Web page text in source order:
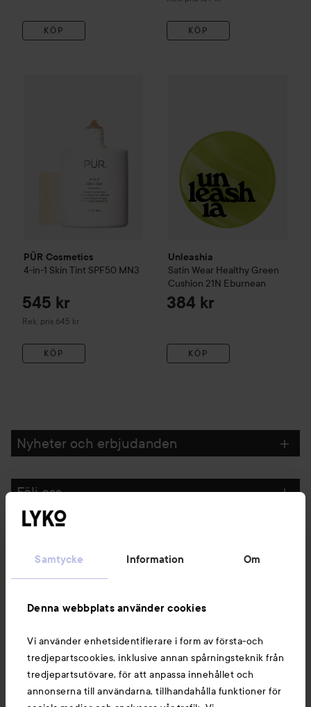
Samtycke Information Om
Denna webbplats använder cookies
Vi använder enhetsidentifierare i form av första-och
tredjepartscookies, inklusive annan spårningsteknik från
tredjepartsutövare, för att anpassa innehållet och
annonserna till användarna, tillhandahålla funktioner för
KÖP KÖP
PÜR Cosmetics
4-in-1 Skin Tint SPF50 MN3
545 kr
Rek. pris 645 kr
Rekommenderat pris 645 kr
KÖP
Unleashia
Satin Wear Healthy Green
Cushion 21N Eburnean
384 kr
KÖP
Nyheter och erbjudanden
Följ oss
Du kanske också gillar